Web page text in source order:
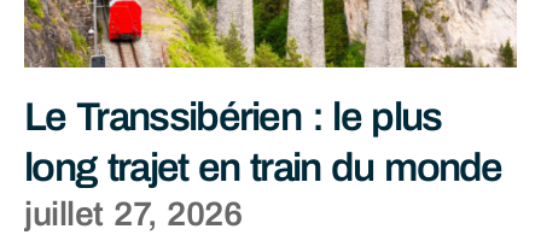
Le Transsibérien : le plus
long trajet en train du monde
juillet 27, 2026